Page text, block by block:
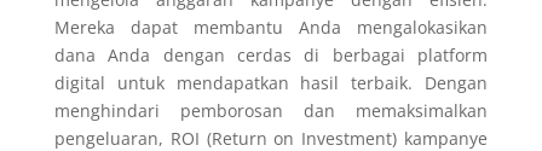
Mereka dapat membantu Anda mengalokasikan
dana Anda dengan cerdas di berbagai platform
digital untuk mendapatkan hasil terbaik. Dengan
menghindari pemborosan dan memaksimalkan
pengeluaran, ROI (Return on Investment) kampanye